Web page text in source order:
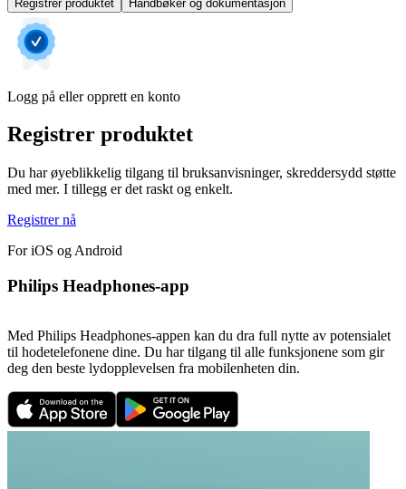
Registrer produktet Håndbøker og dokumentasjon
Logg på eller opprett en konto
Registrer produktet
Du har øyeblikkelig tilgang til bruksanvisninger, skreddersydd støtte
med mer. I tillegg er det raskt og enkelt.
Registrer nå
For iOS og Android
Philips Headphones-app
Med Philips Headphones-appen kan du dra full nytte av potensialet
til hodetelefonene dine. Du har tilgang til alle funksjonene som gir
deg den beste lydopplevelsen fra mobilenheten din.